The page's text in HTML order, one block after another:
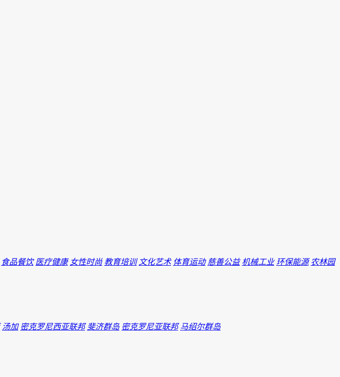
食品餐饮 医疗健康 女性时尚 教育培训 文化艺术 体育运动 慈善公益 机械工业 环保能源 农林园
汤加 密克罗尼西亚联邦 斐济群岛 密克罗尼亚联邦 马绍尔群岛